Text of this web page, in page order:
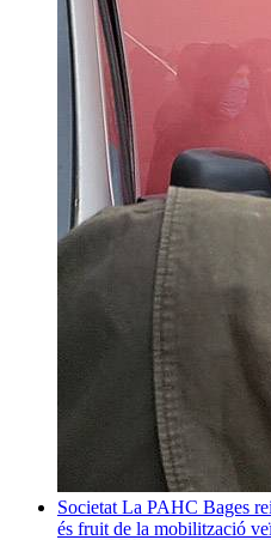
Societat La PAHC Bages
és fruit de la mobilització